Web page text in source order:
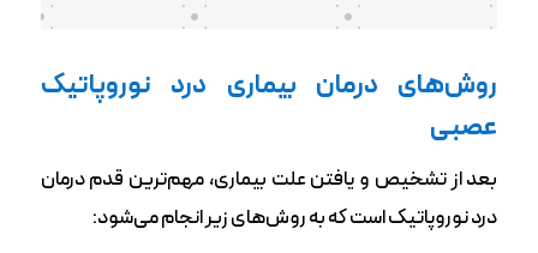
روش‌های درمان بیماری درد نوروپاتیک
عصبی
بعد از تشخیص و یافتن علت بیماری، مهم‌ترین قدم درمان
درد نوروپاتیک است که به روش‌های زیر انجام می‌شود: